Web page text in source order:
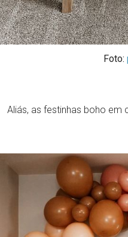
Foto:
Aliás, as festinhas boho em